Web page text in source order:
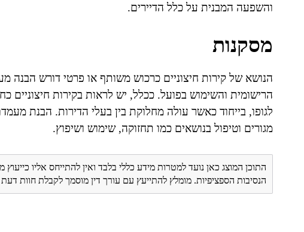
והשפעה המבנית על כלל הדיירים.
מסקנות
הנושא של קירות חיצוניים כרכוש משותף או פרטי דורש
הרישומית והשימוש בפועל. ככלל, יש לראות בקירות
לגופו, בייחוד כאשר עולה מחלוקת בין בעלי הדירות. הבנת
מגורים וטיפול בנושאים כמו תחזוקה, שימוש ושיפוץ.
התוכן המוצג כאן נועד למטרות מידע כללי בלבד ואין להתייחס אליו
הנסיבות הספציפיות. מומלץ להתייעץ עם עורך דין מוסמך לקבלת חוות